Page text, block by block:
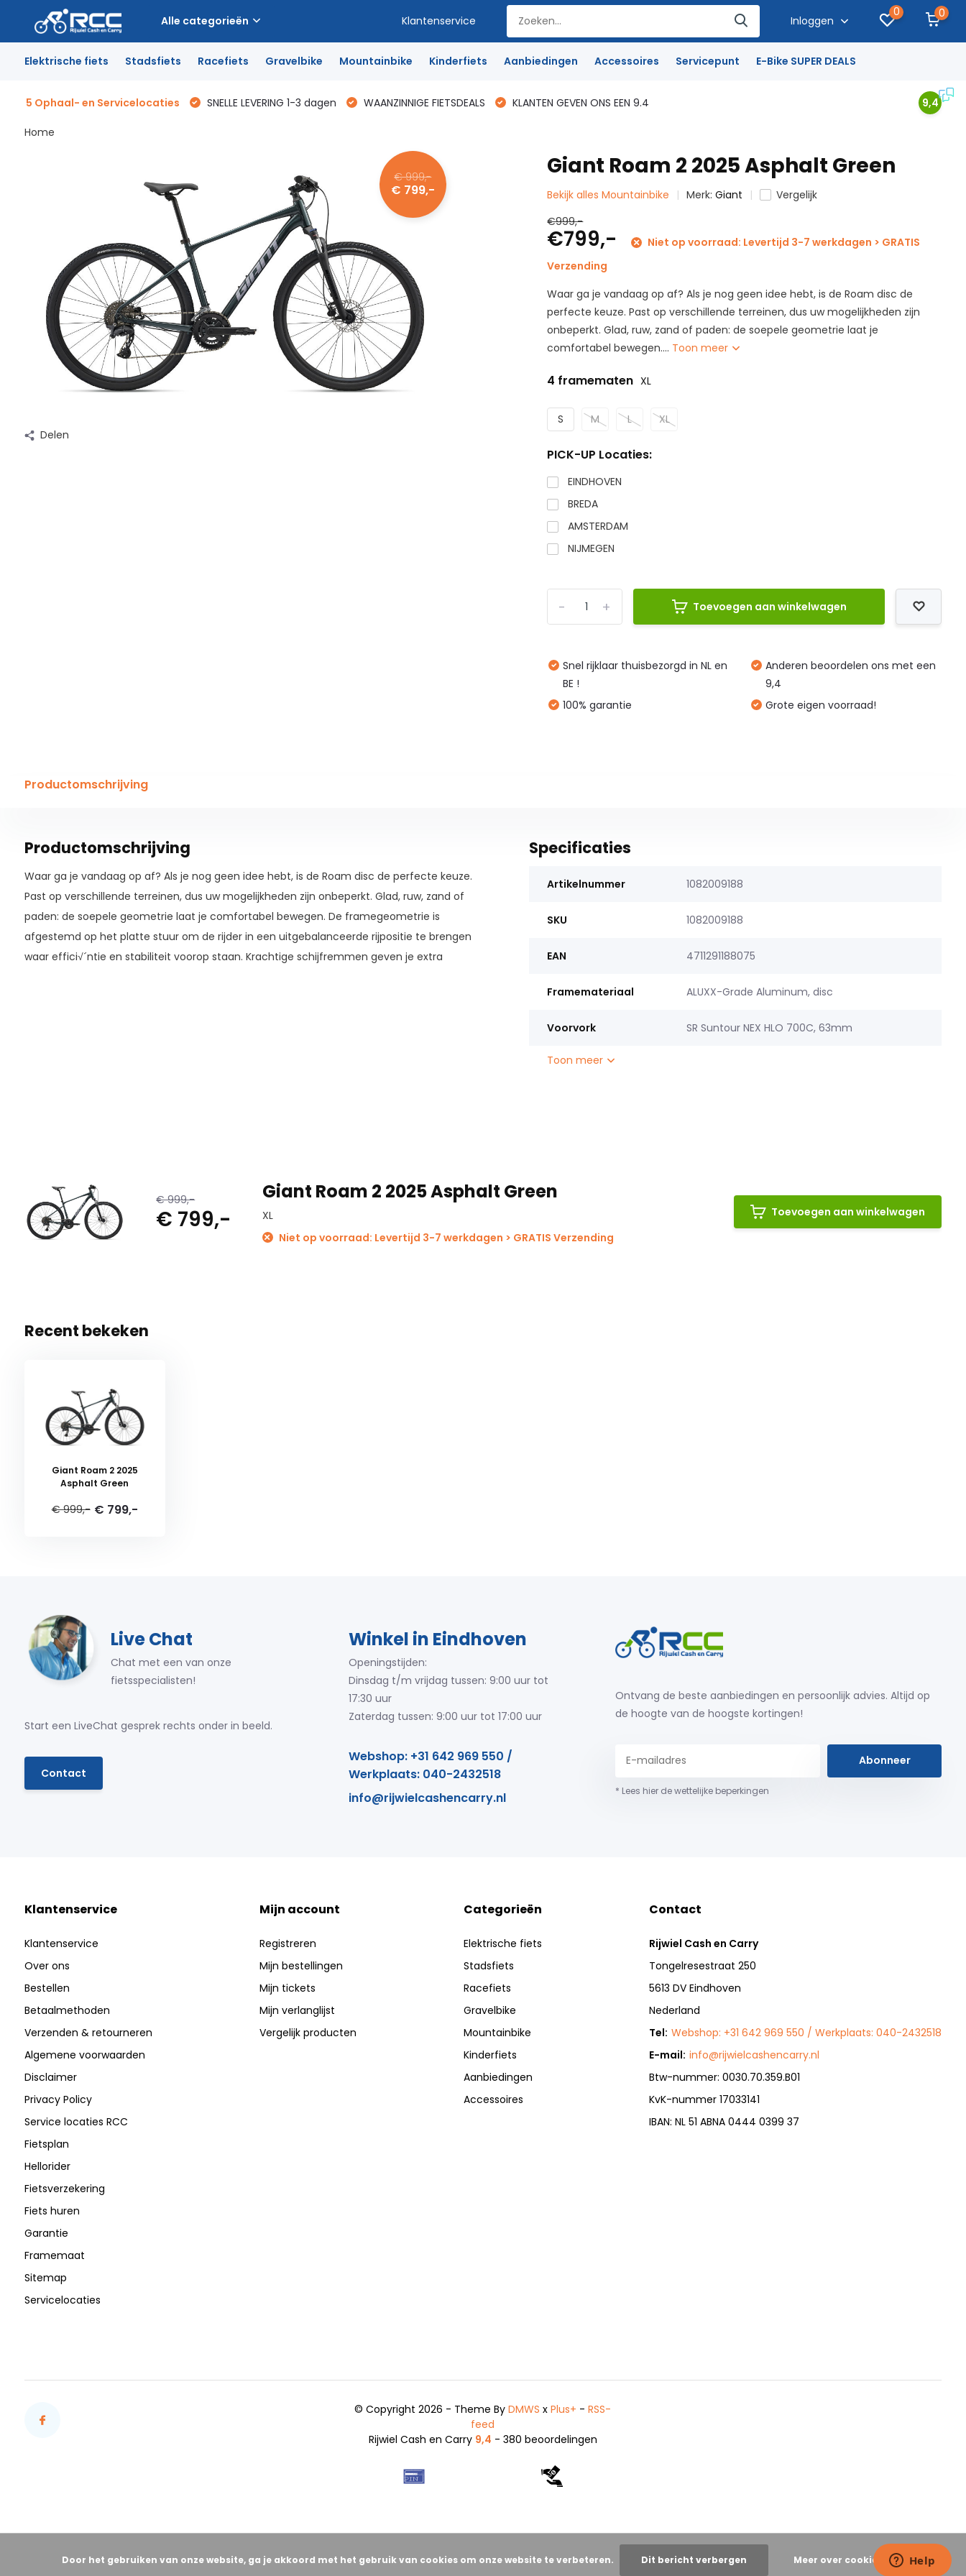
Alle categorieën Klantenservice Inloggen
0 0
Elektrische fiets Stadsfiets Racefiets Gravelbike Mountainbike Kinderfiets Aanbiedingen Accessoires Servicepunt E-Bike SUPER DEALS
5 Ophaal- en Servicelocaties SNELLE LEVERING 1-3 dagen WAANZINNIGE FIETSDEALS KLANTEN GEVEN ONS EEN 9.4 9,4
Home
€ 999,-
€ 799,-
Delen
Giant Roam 2 2025 Asphalt Green
Bekijk alles Mountainbike Merk:Giant
Vergelijk
€999,-
€799,-
Niet op voorraad: Levertijd 3-7 werkdagen > GRATIS
Verzending
Waar ga je vandaag op af? Als je nog geen idee hebt, is de Roam disc de
perfecte keuze. Past op verschillende terreinen, dus uw mogelijkheden zijn
onbeperkt. Glad, ruw, zand of paden: de soepele geometrie laat je
comfortabel bewegen.... Toon meer
4 framematen XL
S M L XL
PICK-UP Locaties:
EINDHOVEN
BREDA
AMSTERDAM
NIJMEGEN
+
- Toevoegen aan winkelwagen
Snel rijklaar thuisbezorgd in NL en
BE !
100% garantie
Anderen beoordelen ons met een
9,4
Grote eigen voorraad!
Productomschrijving
Productomschrijving
Waar ga je vandaag op af? Als je nog geen idee hebt, is de Roam disc de perfecte keuze.
Past op verschillende terreinen, dus uw mogelijkheden zijn onbeperkt. Glad, ruw, zand of
paden: de soepele geometrie laat je comfortabel bewegen. De framegeometrie is
afgestemd op het platte stuur om de rijder in een uitgebalanceerde rijpositie te brengen
waar effici√´ntie en stabiliteit voorop staan. Krachtige schijfremmen geven je extra
Specificaties
Artikelnummer 1082009188
SKU 1082009188
EAN 4711291188075
Framemateriaal ALUXX-Grade Aluminum, disc
Voorvork SR Suntour NEX HLO 700C, 63mm
Toon meer
€ 999,-
€ 799,-
Giant Roam 2 2025 Asphalt Green
XL
Niet op voorraad: Levertijd 3-7 werkdagen > GRATIS Verzending
Toevoegen aan winkelwagen
Recent bekeken
Giant Roam 2 2025
Asphalt Green
€ 999,- € 799,-
Live Chat
Chat met een van onze
fietsspecialisten!
Start een LiveChat gesprek rechts onder in beeld.
Contact
Winkel in Eindhoven
Openingstijden:
Dinsdag t/m vrijdag tussen: 9:00 uur tot
17:30 uur
Zaterdag tussen: 9:00 uur tot 17:00 uur
Webshop: +31 642 969 550 /
Werkplaats: 040-2432518
info@rijwielcashencarry.nl
Ontvang de beste aanbiedingen en persoonlijk advies. Altijd op
de hoogte van de hoogste kortingen!
Abonneer
* Lees hier de wettelijke beperkingen
Klantenservice
Klantenservice
Over ons
Bestellen
Betaalmethoden
Verzenden & retourneren
Algemene voorwaarden
Disclaimer
Privacy Policy
Service locaties RCC
Fietsplan
Hellorider
Fietsverzekering
Fiets huren
Garantie
Framemaat
Sitemap
Servicelocaties
Mijn account
Registreren
Mijn bestellingen
Mijn tickets
Mijn verlanglijst
Vergelijk producten
Categorieën
Elektrische fiets
Stadsfiets
Racefiets
Gravelbike
Mountainbike
Kinderfiets
Aanbiedingen
Accessoires
Contact
Rijwiel Cash en Carry
Tongelresestraat 250
5613 DV Eindhoven
Nederland
Tel: Webshop: +31 642 969 550 / Werkplaats: 040-2432518
E-mail: info@rijwielcashencarry.nl
Btw-nummer: 0030.70.359.B01
KvK-nummer 17033141
IBAN: NL 51 ABNA 0444 0399 37
© Copyright 2026 - Theme ByDMWS xPlus+ -RSS-
feed
Rijwiel Cash en Carry 9,4 - 380 beoordelingen
Door het gebruiken van onze website, ga je akkoord met het gebruik van cookies om onze website te verbeteren. Dit bericht verbergen Meer over cookies »